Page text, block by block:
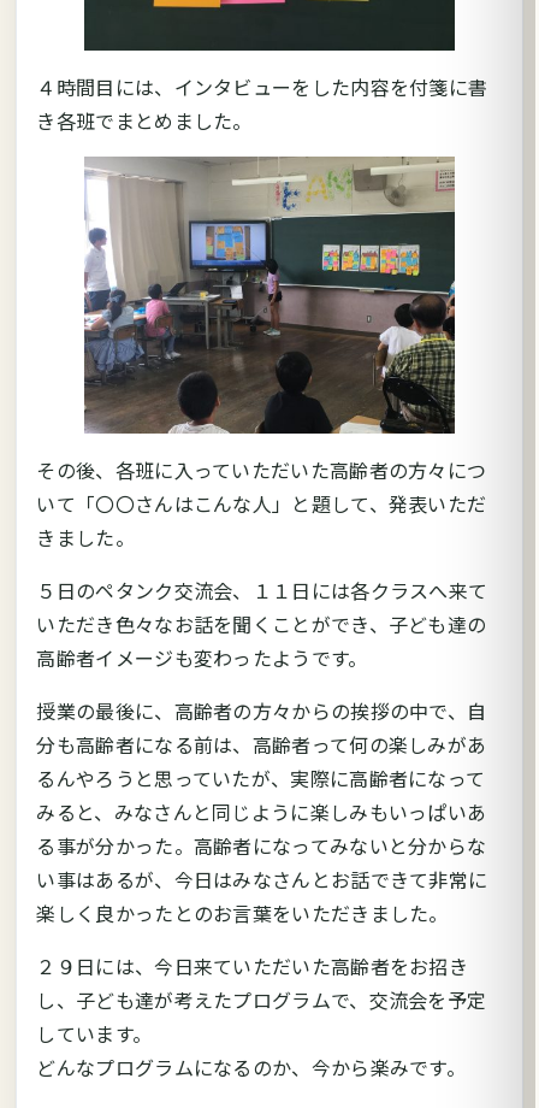
４時間目には、インタビューをした内容を付箋に書
き各班でまとめました。
その後、各班に入っていただいた高齢者の方々につ
いて「〇〇さんはこんな人」と題して、発表いただ
きました。
５日のペタンク交流会、１１日には各クラスへ来て
いただき色々なお話を聞くことができ、子ども達の
高齢者イメージも変わったようです。
授業の最後に、高齢者の方々からの挨拶の中で、自
分も高齢者になる前は、高齢者って何の楽しみがあ
るんやろうと思っていたが、実際に高齢者になって
みると、みなさんと同じように楽しみもいっぱいあ
る事が分かった。高齢者になってみないと分からな
い事はあるが、今日はみなさんとお話できて非常に
楽しく良かったとのお言葉をいただきました。
２９日には、今日来ていただいた高齢者をお招き
し、子ども達が考えたプログラムで、交流会を予定
しています。
どんなプログラムになるのか、今から楽みです。